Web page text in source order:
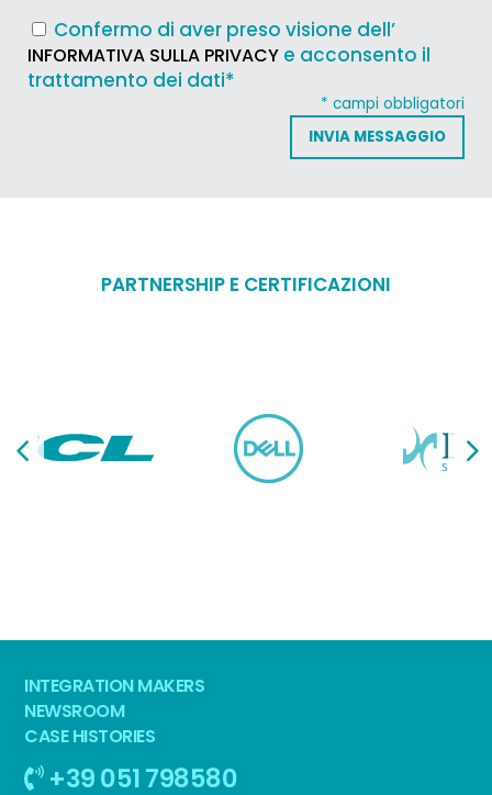
Confermo di aver preso visione dell’
INFORMATIVA SULLA PRIVACY e acconsento il
trattamento dei dati*
* campi obbligatori
PARTNERSHIP E CERTIFICAZIONI
INTEGRATION MAKERS
NEWSROOM
CASE HISTORIES
+39 051 798580